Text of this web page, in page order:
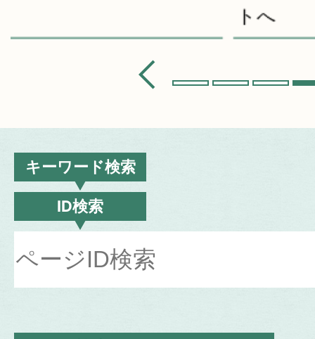
キーワード検索
ID検索